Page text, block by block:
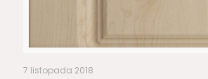
7 listopada 2018